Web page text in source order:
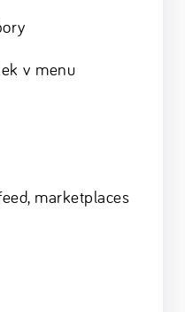
v menu
marketplaces